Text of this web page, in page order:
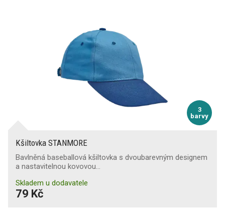
3
barvy
Kšiltovka STANMORE
Bavlněná baseballová kšiltovka s dvoubarevným designem
a nastavitelnou kovovou…
Skladem u dodavatele
79 Kč